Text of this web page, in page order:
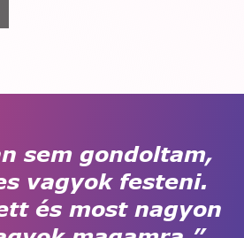
sem gondoltam,
vagyok festeni.
és most nagyon